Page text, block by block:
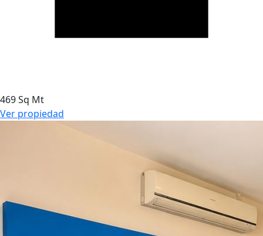
469 Sq Mt
Ver propiedad